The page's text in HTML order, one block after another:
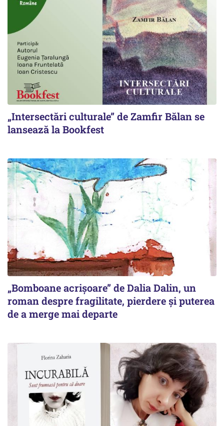
„Intersectări culturale” de Zamfir Bălan se
lansează la Bookfest
„Bomboane acrișoare” de Dalia Dalin, un
roman despre fragilitate, pierdere și puterea
de a merge mai departe